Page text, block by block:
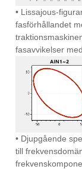
• Lissajous-
fasförhållandet
fasavvikelser
• Djupgående
till